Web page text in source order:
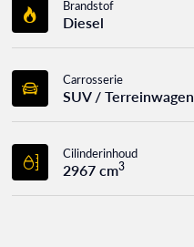
Brandstof
Diesel
Carrosserie
SUV / Terreinwagen
Cilinderinhoud
2967 cm3